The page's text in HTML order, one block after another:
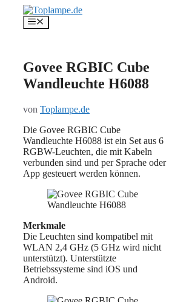
Inhalt
springen
Menü
Govee RGBIC Cube
Wandleuchte H6088
von Toplampe.de
Die Govee RGBIC Cube
Wandleuchte H6088 ist ein Set aus 6
RGBW-Leuchten, die mit Kabeln
verbunden sind und per Sprache oder
App gesteuert werden können.
Merkmale
Die Leuchten sind kompatibel mit
WLAN 2,4 GHz (5 GHz wird nicht
unterstützt). Unterstützte
Betriebssysteme sind iOS und
Android.